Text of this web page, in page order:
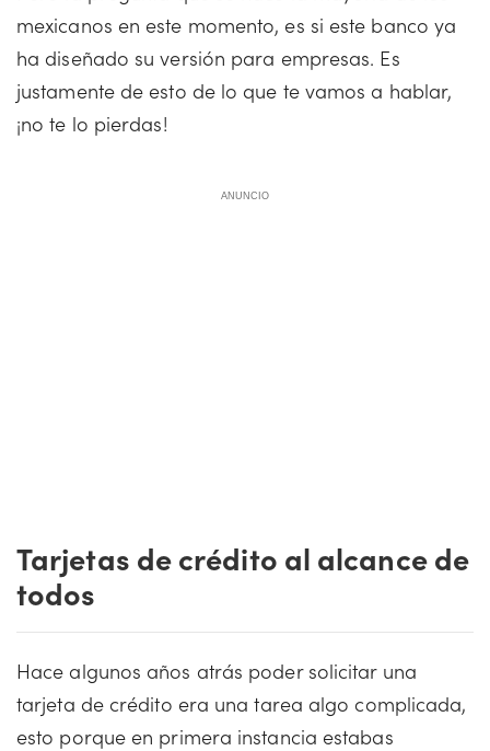
mexicanos en este momento, es si este banco ya
ha diseñado su versión para empresas. Es
justamente de esto de lo que te vamos a hablar,
¡no te lo pierdas!
ANUNCIO
Tarjetas de crédito al alcance de
todos
Hace algunos años atrás poder solicitar una
tarjeta de crédito era una tarea algo complicada,
esto porque en primera instancia estabas